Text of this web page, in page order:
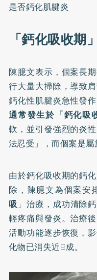
是否鈣化肌腱炎
「鈣化吸收期
陳臆文表示，個案長
行大量大掃除，導致
鈣化性肌腱炎急性發
通常發生於「鈣化吸
軟，並引發強烈的炎
法忍受」，而個案是屬
由於鈣化吸收期的鈣
除，陳臆文為個案安
吸」治療，成功清除
輕疼痛與發炎。治療
活動功能逐步恢復，
化物已消失近9成。